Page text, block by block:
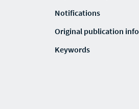
Notifications
Original publication info
Keywords